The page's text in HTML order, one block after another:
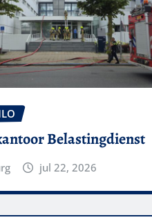
Belastingdienst
jul 22, 2026